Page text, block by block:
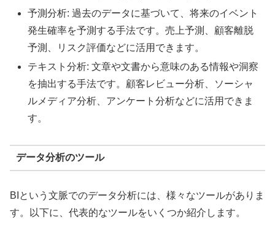
予測分析: 過去のデータに基づいて、将来のイベント
発生確率を予測する手法です。売上予測、顧客離脱
予測、リスク評価などに活用できます。
テキスト分析: 文章や文書から意味のある情報や洞察
を抽出する手法です。顧客レビュー分析、ソーシャ
ルメディア分析、アンケート分析などに活用できま
す。
データ分析のツール
BIという文脈でのデータ分析には、様々なツールがありま
す。以下に、代表的なツールをいくつか紹介します。